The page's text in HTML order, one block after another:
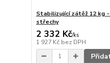
Stabilizující zátěž 12 kg
střechy
2 332 Kč/ks
1 927 Kč bez DPH